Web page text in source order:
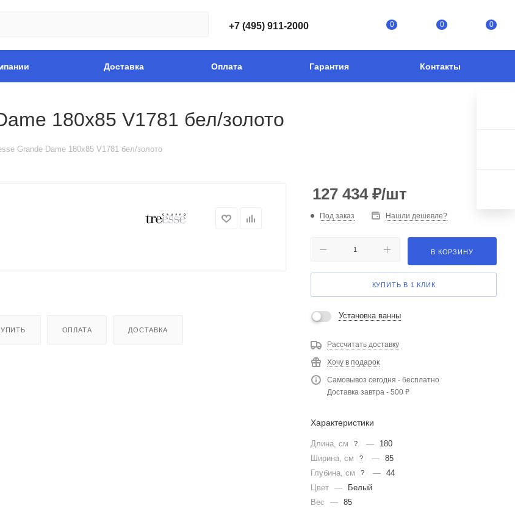
+7 (495) 911-2000 0 0 0
Доставка Оплата Гарантия Контакты
180x85 V1781 бел/золото
Grande Dame 180x85 V1781 бел/золото
ОПЛАТА ДОСТАВКА
127 434₽/шт
Под заказ Нашли дешевле?
В КОРЗИНУ
КУПИТЬ В 1 КЛИК
Установка ванны
Рассчитать доставку
Хочу в подарок
Самовывоз сегодня - бесплатно
Доставка завтра - 500 ₽
Характеристики
Длина, см ? —
180
Ширина, см
? — 85
Глубина, см
? — 44
Цвет —
Белый
Вес
— 85